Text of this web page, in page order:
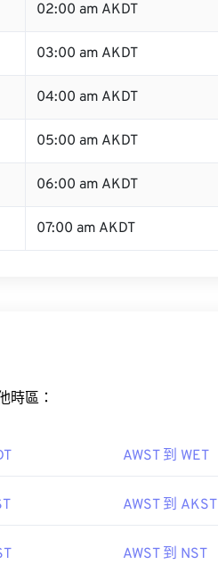
02:00 am AKDT
03:00 am AKDT
04:00 am AKDT
05:00 am AKDT
06:00 am AKDT
07:00 am AKDT
時區：
AWST 到 WET
AWST 到 AKST
AWST 到 NST